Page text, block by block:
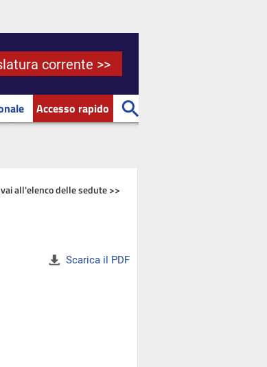
corrente >>
Accesso rapido
vai all'elenco delle sedute >>
Scarica il PDF